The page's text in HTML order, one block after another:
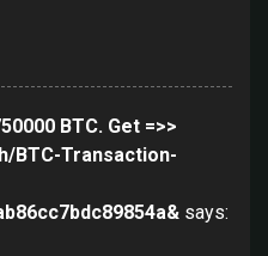
ВTC. Get =>>
BTC-Transaction-
says: